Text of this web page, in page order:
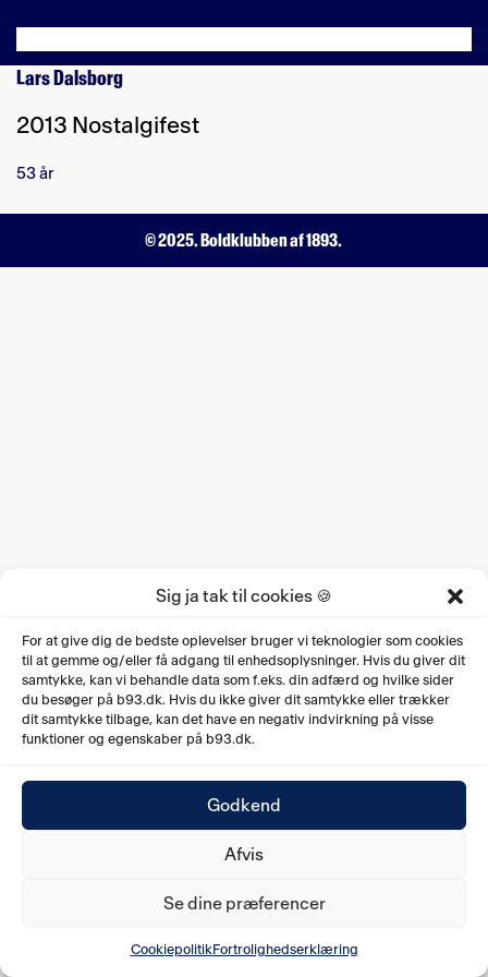
Sig ja tak til cookies 🍪
For at give dig de bedste oplevelser bruger vi teknologier som cookies
til at gemme og/eller få adgang til enhedsoplysninger. Hvis du giver dit
samtykke, kan vi behandle data som f.eks. din adfærd og hvilke sider
du besøger på b93.dk. Hvis du ikke giver dit samtykke eller trækker
dit samtykke tilbage, kan det have en negativ indvirkning på visse
funktioner og egenskaber på b93.dk.
Godkend
Afvis
Se dine præferencer
CookiepolitikFortrolighedserklæring
Lars Dalsborg
2013 Nostalgifest
53 år
© 2025. Boldklubben af 1893.